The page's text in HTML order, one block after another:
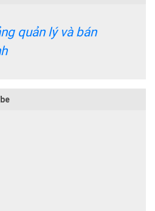
quản lý và bán